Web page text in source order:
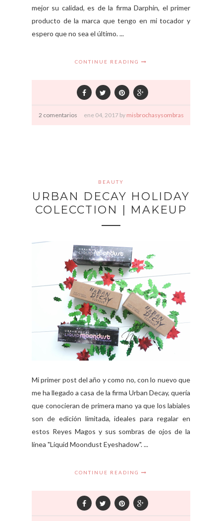
mejor su calidad, es de la firma Darphin, el primer
producto de la marca que tengo en mi tocador y
espero que no sea el último. ...
CONTINUE READING
2 comentarios ene 04, 2017 by misbrochasysombras
BEAUTY
URBAN DECAY HOLIDAY
COLECCTION | MAKEUP
Mi primer post del año y como no, con lo nuevo que
me ha llegado a casa de la firma Urban Decay, quería
que conocieran de primera mano ya que los labiales
son de edición limitada, ideales para regalar en
estos Reyes Magos y sus sombras de ojos de la
línea "Liquid Moondust Eyeshadow". ...
CONTINUE READING